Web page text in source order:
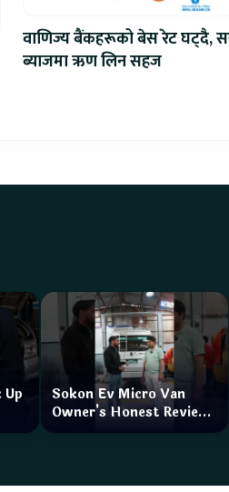
वाणिज्य बैंकहरूको बेस रेट घट्दै,
ब्याजमा ऋण लिन सहज
Up
Sokon Ev Micro Van
Owner's Honest Review
How is the service?